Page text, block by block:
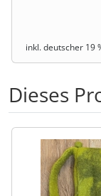
inkl. deutscher 19
Dieses
Es folgt ein